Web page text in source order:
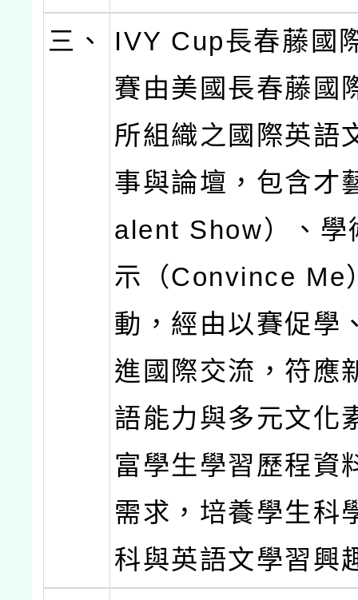
三、
IVY Cup長春藤國
賽由美國長春藤國
所組織之國際英語
事與論壇，包含才
alent Show）、學
示（Convince Me
動，經由以賽促學
進國際交流，符應
語能力與多元文化
富學生學習歷程資
需求，培養學生科
科與英語文學習興